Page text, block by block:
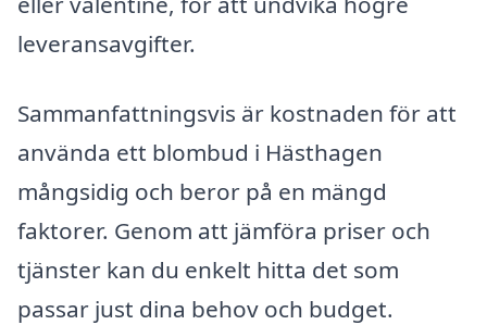
leveransavgifter.
Sammanfattningsvis är kostnaden för att
använda ett blombud i Hästhagen
mångsidig och beror på en mängd
faktorer. Genom att jämföra priser och
tjänster kan du enkelt hitta det som
passar just dina behov och budget.